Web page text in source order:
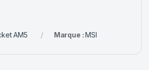
AM5 Marque :MSI